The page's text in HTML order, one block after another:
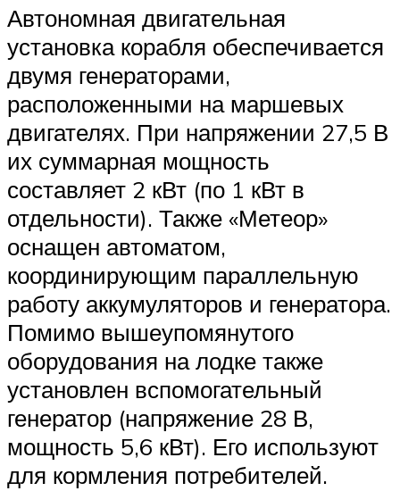
Автономная двигательная
установка корабля обеспечивается
двумя генераторами,
расположенными на маршевых
двигателях. При напряжении 27,5 В
их суммарная мощность
составляет 2 кВт (по 1 кВт в
отдельности). Также «Метеор»
оснащен автоматом,
координирующим параллельную
работу аккумуляторов и генератора.
Помимо вышеупомянутого
оборудования на лодке также
установлен вспомогательный
генератор (напряжение 28 В,
мощность 5,6 кВт). Его используют
для кормления потребителей.